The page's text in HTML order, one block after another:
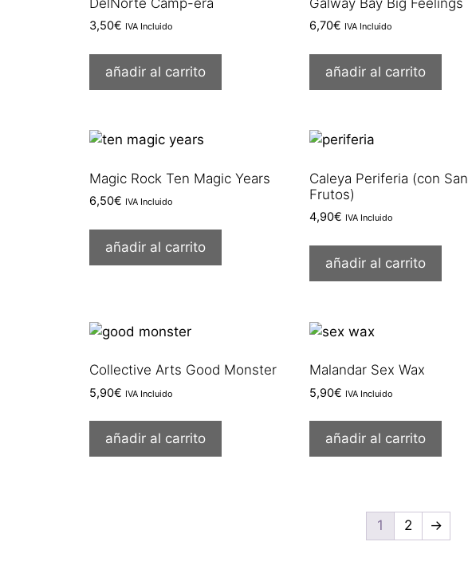
3,50€ IVA Incluido
añadir al carrito
6,70€ IVA Incluido
añadir al carrito
Magic Rock Ten Magic Years
6,50€ IVA Incluido
añadir al carrito
Caleya Periferia (con San
Frutos)
4,90€ IVA Incluido
añadir al carrito
Collective Arts Good Monster
5,90€ IVA Incluido
añadir al carrito
Malandar Sex Wax
5,90€ IVA Incluido
añadir al carrito
1 2 →